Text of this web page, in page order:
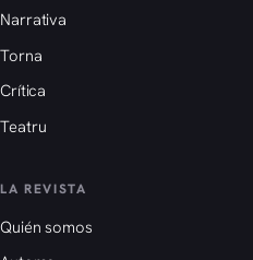
Narrativa
Torna
Crítica
Teatru
LA REVISTA
Quién somos